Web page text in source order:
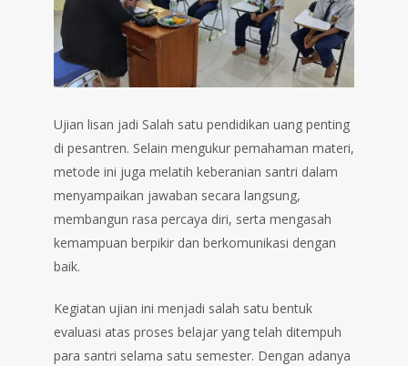
Ujian lisan jadi Salah satu pendidikan uang penting
di pesantren. Selain mengukur pemahaman materi,
metode ini juga melatih keberanian santri dalam
menyampaikan jawaban secara langsung,
membangun rasa percaya diri, serta mengasah
kemampuan berpikir dan berkomunikasi dengan
baik.
Kegiatan ujian ini menjadi salah satu bentuk
evaluasi atas proses belajar yang telah ditempuh
para santri selama satu semester. Dengan adanya